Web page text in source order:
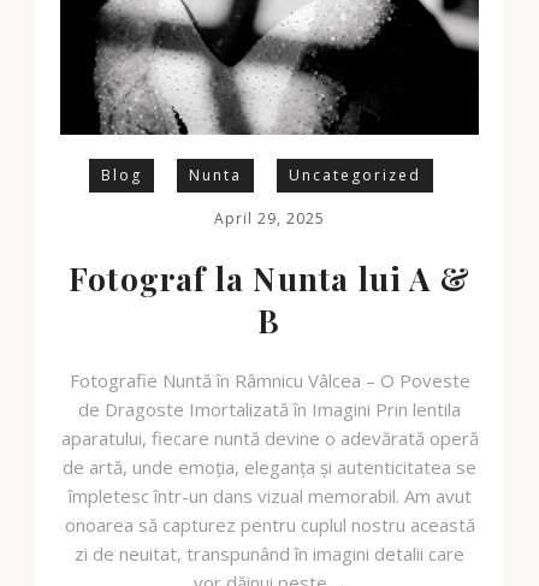
Blog Nunta Uncategorized
April 29, 2025
Fotograf la Nunta lui A &
B
Fotografie Nuntă în Râmnicu Vâlcea – O Poveste
de Dragoste Imortalizată în Imagini Prin lentila
aparatului, fiecare nuntă devine o adevărată operă
de artă, unde emoția, eleganța și autenticitatea se
împletesc într-un dans vizual memorabil. Am avut
onoarea să capturez pentru cuplul nostru această
zi de neuitat, transpunând în imagini detalii care